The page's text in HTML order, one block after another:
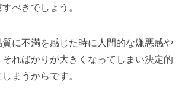
べきでしょう。
に不満を感じた時に人間的な嫌悪感や
ればかりが大きくなってしまい決定的
まうからです。